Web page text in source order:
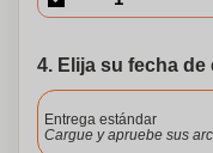
4. Elija su fecha de
Entrega estándar
Cargue y apruebe sus